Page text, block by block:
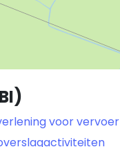
voor vervoer